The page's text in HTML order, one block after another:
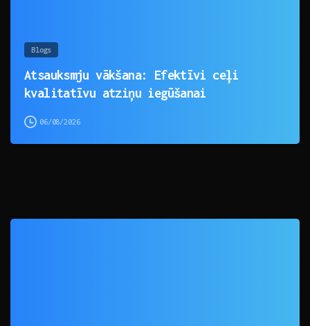
Blogs
Atsauksmju vākšana: Efektīvi ceļi
kvalitatīvu atziņu iegūšanai
06/08/2026